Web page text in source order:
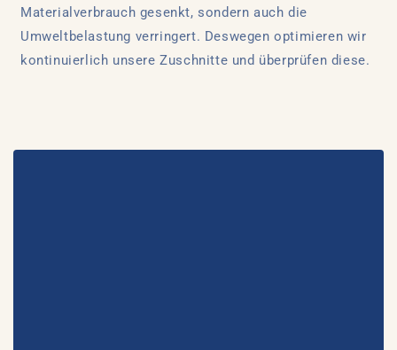
Materialverbrauch gesenkt, sondern auch die
Umweltbelastung verringert. Deswegen optimieren wir
kontinuierlich unsere Zuschnitte und überprüfen diese.